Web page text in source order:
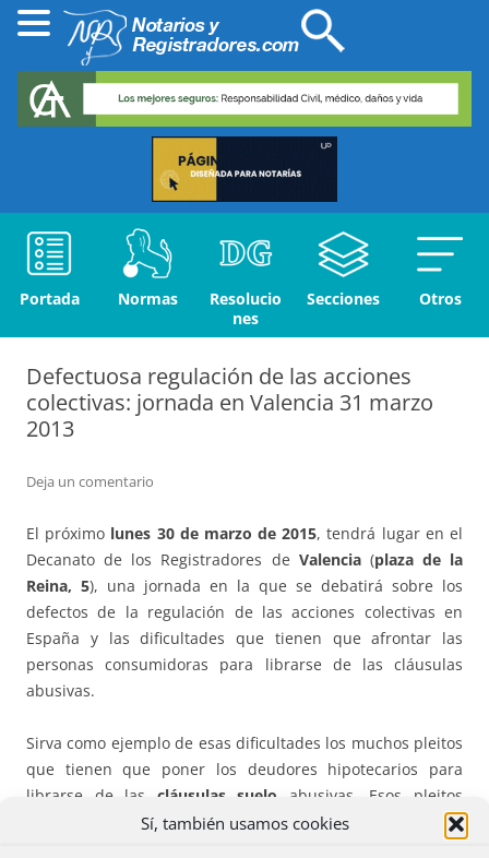
Sí, también usamos cookies
Portada Normas
Resolucio
nes
Secciones Otros
Defectuosa regulación de las acciones
colectivas: jornada en Valencia 31 marzo
2013
Deja un comentario
El próximo lunes 30 de marzo de 2015, tendrá lugar en el
Decanato de los Registradores de Valencia(plaza de la
Reina, 5), una jornada en la que se debatirá sobre los
defectos de la regulación de las acciones colectivas en
España y las dificultades que tienen que afrontar las
personas consumidoras para librarse de las cláusulas
abusivas.
Sirva como ejemplo de esas dificultades los muchos pleitos
que tienen que poner los deudores hipotecarios para
librarse de las cláusulas suelo abusivas. Esos pleitos
tienen colapsados muchos juzgados mercantiles, lo que